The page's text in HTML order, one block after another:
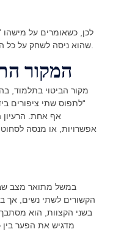
לכן, כשאומרים על מישהו
שהוא ניסה לשחק על כל המגרשים ובסוף נזרק החוצה מכולם.
המקור
מקור הביטוי בתלמוד,
“לתפוס שתי ציפורים
אף אחת.
אפשרויות, או מנסה לסחוט
במשל מתואר מצב
הקשורים לשתי נשים, אך
בשני הקצוות, הוא
מדגיש את הפער בין